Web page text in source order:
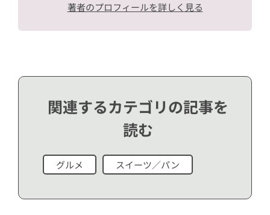
著者のプロフィールを詳しく見る
関連するカテゴリの記事を
読む
グルメ スイーツ／パン